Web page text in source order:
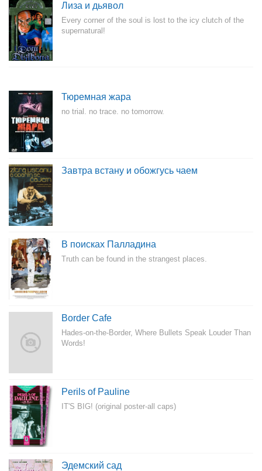
Лиза и дьявол
Every corner of the soul is lost to the icy clutch of the
supernatural!
Тюремная жара
no trial. no trace. no tomorrow.
Завтра встану и обожгусь чаем
В поисках Палладина
Truth can be found in the strangest places.
Border Cafe
Hades-on-the-Border, Where Bullets Speak Louder Than
Words!
Perils of Pauline
IT'S BIG! (original poster-all caps)
Эдемский сад